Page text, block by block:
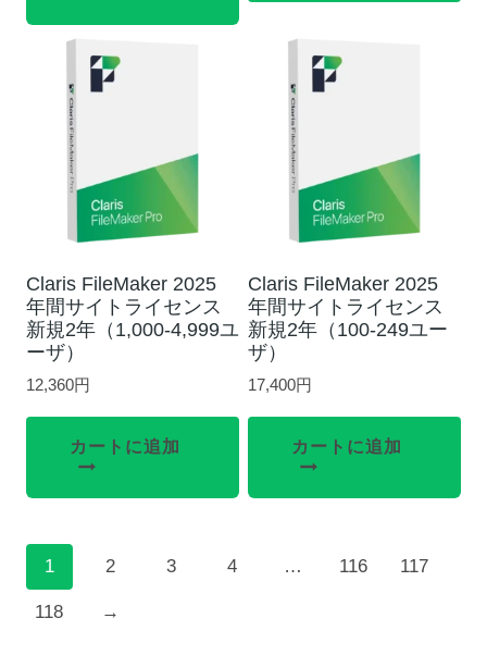
Claris FileMaker 2025
年間サイトライセンス
新規2年（1,000-4,999ユ
ーザ）
12,360円
カートに追加
Claris FileMaker 2025
年間サイトライセンス
新規2年（100-249ユー
ザ）
17,400円
カートに追加
1 2 3 4 … 116 117
118 →